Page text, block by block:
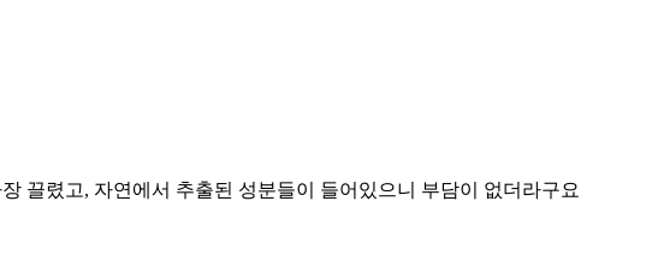
끌렸고, 자연에서 추출된 성분들이 들어있으니 부담이 없더라구요